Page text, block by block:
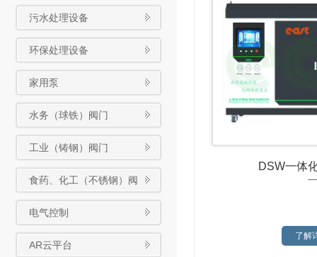
污水处理设备
环保处理设备
家用泵
水务（球铁）阀门
工业（铸钢）阀门
食药、化工（不锈钢）阀
门
电气控制
AR云平台
DSW一体
了解